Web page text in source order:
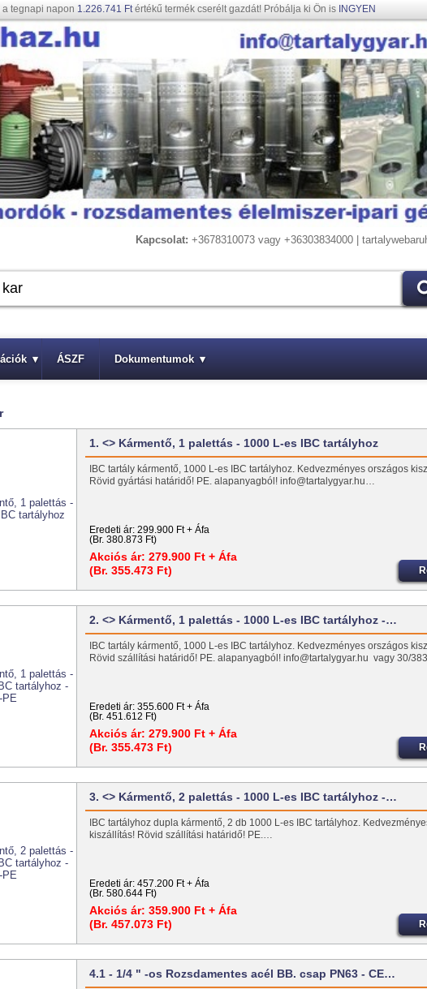
tegnapi napon 1.226.741 Ftértékű termék cserélt gazdát! Próbálja ki Ön is INGYEN
Kapcsolat: +3678310073 vagy +36303834000 |
▾ ÁSZF Dokumentumok ▾
1. <> Kármentő, 1 palettás - 1000 L-es IBC tartályhoz
IBC tartály kármentő, 1000 L-es IBC tartályhoz. Kedvezményes országos
Rövid gyártási határidő! PE. alapanyagból! info@tartalygyar.hu…
Eredeti ár: 299.900 Ft + Áfa
(Br. 380.873 Ft)
Akciós ár: 279.900 Ft + Áfa
(Br. 355.473 Ft)
2. <> Kármentő, 1 palettás - 1000 L-es IBC tartályhoz -…
IBC tartály kármentő, 1000 L-es IBC tartályhoz. Kedvezményes országos
Rövid szállítási határidő! PE. alapanyagból! info@tartalygyar.hu vagy 30/
Eredeti ár: 355.600 Ft + Áfa
(Br. 451.612 Ft)
Akciós ár: 279.900 Ft + Áfa
(Br. 355.473 Ft)
3. <> Kármentő, 2 palettás - 1000 L-es IBC tartályhoz -…
IBC tartályhoz dupla kármentő, 2 db 1000 L-es IBC tartályhoz.
kiszállítás! Rövid szállítási határidő! PE.…
Eredeti ár: 457.200 Ft + Áfa
(Br. 580.644 Ft)
Akciós ár: 359.900 Ft + Áfa
(Br. 457.073 Ft)
4.1 - 1/4 " -os Rozsdamentes acél BB. csap PN63 - CE…